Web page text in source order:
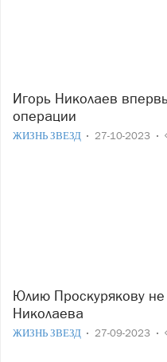
Игорь Николаев впервые вышел в люди после
операции
ЖИЗНЬ ЗВЕЗД 27-10-2023
Юлию Проскурякову не узнать из-за болезни
Николаева
ЖИЗНЬ ЗВЕЗД 27-09-2023